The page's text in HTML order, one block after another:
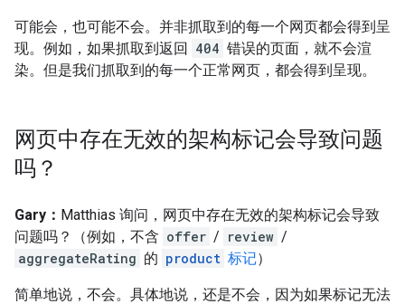
可能会，也可能不会。并非抓取到的每一个网页都会得到呈
现。例如，如果抓取到返回 404 错误的页面，就不会渲
染。但是我们抓取到的每一个正常网页，都会得到呈现。
网页中存在无效的架构标记会导致问题
吗？
Gary： Matthias 询问，网页中存在无效的架构标记会导致
问题吗？（例如，不含 offer / review /
aggregateRating 的 product 标记）
简单地说，不会。具体地说，还是不会，因为如果标记无法